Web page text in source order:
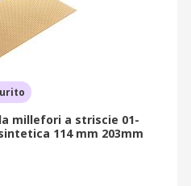
millefori a striscie 01-
114 mm 203mm